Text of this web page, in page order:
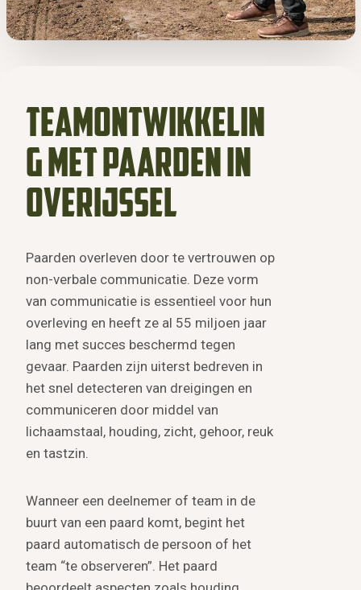
teamontwikkelin
g met paarden in
Overijssel
Paarden overleven door te vertrouwen op
non-verbale communicatie. Deze vorm
van communicatie is essentieel voor hun
overleving en heeft ze al 55 miljoen jaar
lang met succes beschermd tegen
gevaar. Paarden zijn uiterst bedreven in
het snel detecteren van dreigingen en
communiceren door middel van
lichaamstaal, houding, zicht, gehoor, reuk
en tastzin.
Wanneer een deelnemer of team in de
buurt van een paard komt, begint het
paard automatisch de persoon of het
team “te observeren”. Het paard